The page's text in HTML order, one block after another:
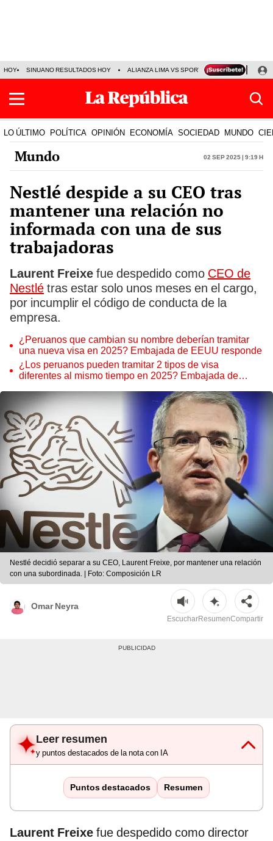
HOY SINUANO RESULTADOS HOY ALIANZA LIMA VS SPORT BOYS JORGE
LO ÚLTIMO POLÍTICA OPINIÓN ECONOMÍA SOCIEDAD MUNDO
Mundo 02 Sep 2025 | 9:19 h
Nestlé despide a su CEO tras
mantener una relación no
informada con una de sus
trabajadoras
Laurent Freixe fue despedido como CEO de
Nestlé tras estar solo unos meses en el cargo,
por incumplir el código de conducta de la
empresa.
¿Peruanos que cambian su nombre deberían tramitar
una nueva visa en 2025? Embajada de EEUU responde
¿Los peruanos pueden tramitar 2 tipos de visa
diferentes al mismo tiempo en 2025? Embajada de
Nestlé decidió separar a su CEO, Laurent Freixe, por mantener una relación
con una subordinada. | Foto: Composición LR
Omar Neyra
EscucharResumenCompartir
Leer resumen
y puntos destacados de la nota con IA
Puntos destacados Resumen
Laurent Freixe fue despedido como director